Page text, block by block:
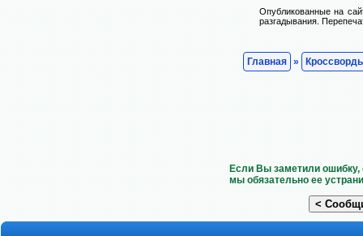
Опубликованные на
разгадывания.
Главная »
Если Вы заметили
мы обязательно ее